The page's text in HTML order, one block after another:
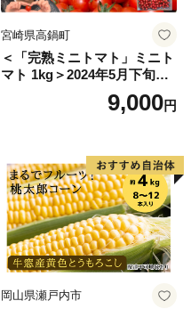
宮崎県高鍋町
＜「完熟ミニトマト」ミニト
マト 1kg＞2024年5月下旬迄
に順次出荷 野菜ソムリエサ
ミット アルル・リリカ共に
県 高鍋町産 産地直送 有機肥
料使用 高糖度 西森農園
9,000円
岡山県瀬戸内市